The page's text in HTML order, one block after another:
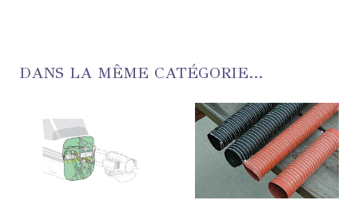
DANS LA MÊME CATÉGORIE...